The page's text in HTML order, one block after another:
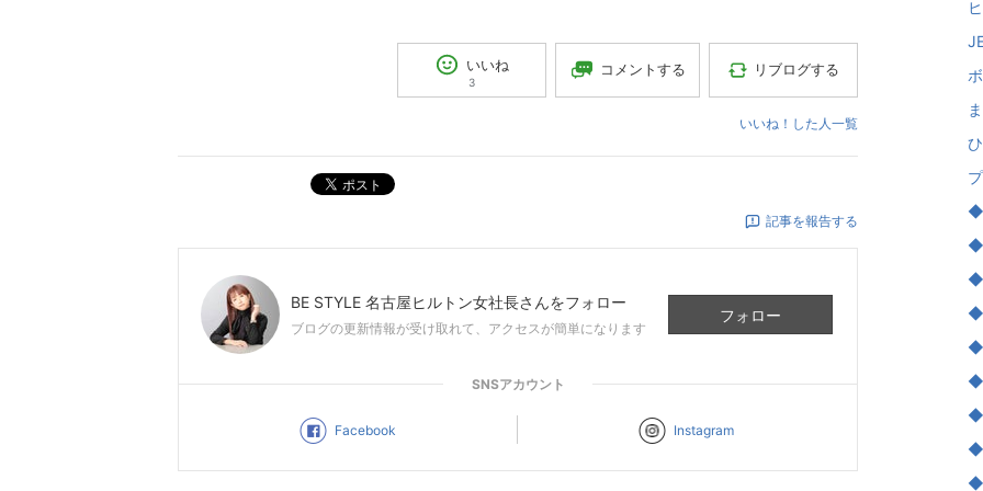
いいね
3
コメントする リブログする
いいね！した人一覧
ポスト
記事を報告する
BE STYLE 名古屋ヒルトン女社長さんをフォロー
ブログの更新情報が受け取れて、アクセスが簡単になります
フォロー
SNSアカウント
Facebook Instagram
◆
◆
◆
◆
◆
◆
◆
◆
◆